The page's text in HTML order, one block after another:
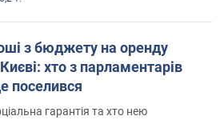
з бюджету на оренду
хто з парламентарів
поселився
гарантія та хто нею